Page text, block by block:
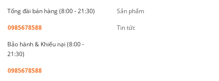
Tổng đài bán hàng (8:00 - 21:30)
0985678588
Bảo hành & Khiếu nại (8:00 -
21:30)
0985678588
Sản phẩm
Tin tức